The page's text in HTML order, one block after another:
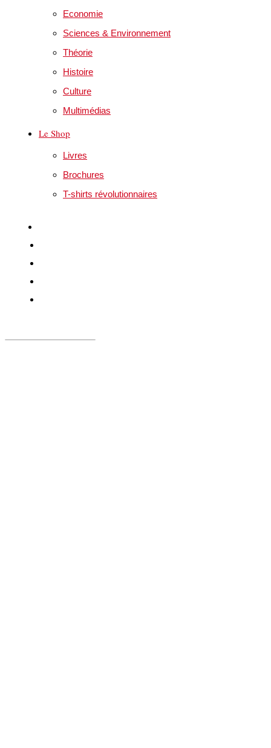
Economie
Sciences & Environnement
Théorie
Histoire
Culture
Multimédias
Le Shop
Livres
Brochures
T-shirts révolutionnaires